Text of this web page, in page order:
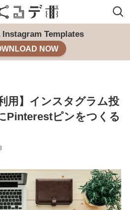
Instagram Templates
NOW
用】インスタグラム投
Pinterestピンをつくる